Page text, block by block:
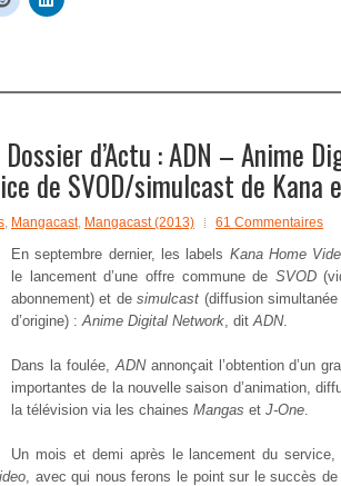
d’Actu : ADN – Anime
de SVOD/simulcast de Kana
, Mangacast, Mangacast (2013) 61 Commentaires
En septembre dernier, les labels Kana Home
le lancement d’une offre commune de SVOD
abonnement) et desimulcast (diffusion
d’origine) :Anime Digital Network, ditADN.
Dans la foulée,ADNannonçait l’obtention d’un
importantes de la nouvelle saison d’animation,
la télévision via les chaines Mangas et J-One.
Un mois et demi après le lancement du service,
, avec qui nous ferons le point sur le succès